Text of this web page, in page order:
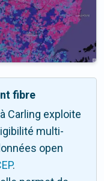
fibre
à Carling exploite
multi-
open
.